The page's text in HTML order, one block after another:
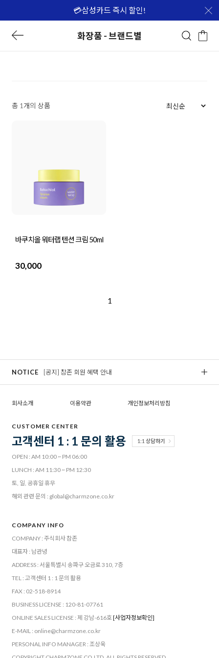
💳삼성카드 즉시 할인!
화장품 - 브랜드별
총 1개의 상품
바쿠치올 워터랩 텐션 크림 50ml
30,000
1
NOTICE [공지] 참존 회원 혜택 안내
회사소개 이용약관 개인정보처리방침
CUSTOMER CENTER
고객센터 1 : 1 문의 활용 1:1 상담하기
OPEN : AM 10:00 ~ PM 06:00
LUNCH : AM 11:30 ~ PM 12:30
토, 일, 공휴일 휴무
해외 관련 문의 : global@charmzone.co.kr
COMPANY INFO
COMPANY : 주식회사 참존
대표자 : 남관녕
ADDRESS : 서울특별시 송파구 오금로 310, 7층
TEL : 고객센터 1 : 1 문의 활용
FAX : 02-518-8914
BUSINESS LICENSE : 120-81-07761
ONLINE SALES LICENSE : 제 강남-616호[사업자정보확인]
E-MAIL : online@charmzone.co.kr
PERSONAL INFO MANAGER : 조상욱